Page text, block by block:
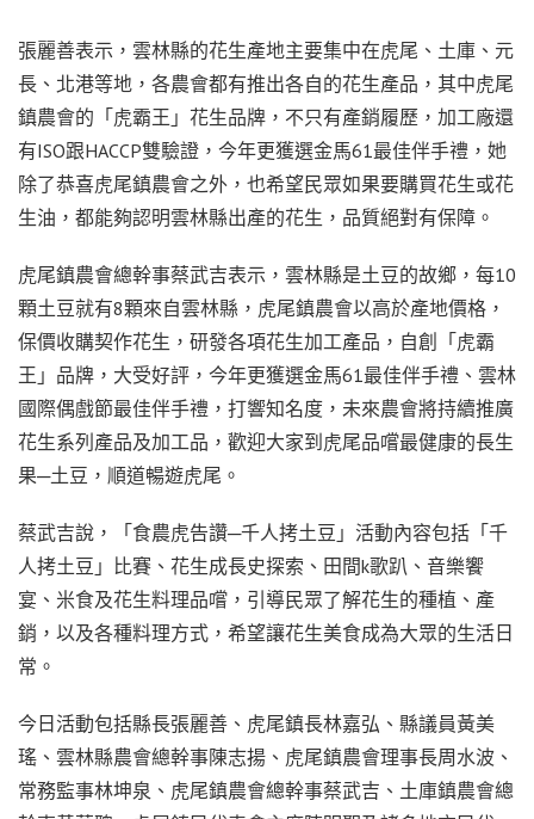
張麗善表示，雲林縣的花生產地主要集中在虎尾、土庫、元
長、北港等地，各農會都有推出各自的花生產品，其中虎尾
鎮農會的「虎霸王」花生品牌，不只有產銷履歷，加工廠還
有ISO跟HACCP雙驗證，今年更獲選金馬61最佳伴手禮，她
除了恭喜虎尾鎮農會之外，也希望民眾如果要購買花生或花
生油，都能夠認明雲林縣出產的花生，品質絕對有保障。
虎尾鎮農會總幹事蔡武吉表示，雲林縣是土豆的故鄉，每10
顆土豆就有8顆來自雲林縣，虎尾鎮農會以高於產地價格，
保價收購契作花生，研發各項花生加工產品，自創「虎霸
王」品牌，大受好評，今年更獲選金馬61最佳伴手禮、雲林
國際偶戲節最佳伴手禮，打響知名度，未來農會將持續推廣
花生系列產品及加工品，歡迎大家到虎尾品嚐最健康的長生
果─土豆，順道暢遊虎尾。
蔡武吉說，「食農虎告讚─千人拷土豆」活動內容包括「千
人拷土豆」比賽、花生成長史探索、田間k歌趴、音樂饗
宴、米食及花生料理品嚐，引導民眾了解花生的種植、產
銷，以及各種料理方式，希望讓花生美食成為大眾的生活日
常。
今日活動包括縣長張麗善、虎尾鎮長林嘉弘、縣議員黃美
瑤、雲林縣農會總幹事陳志揚、虎尾鎮農會理事長周水波、
常務監事林坤泉、虎尾鎮農會總幹事蔡武吉、土庫鎮農會總